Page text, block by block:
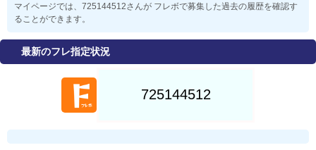
マイページでは、725144512さんが フレボで募集した過去の履歴を確認す
ることができます。
最新のフレ指定状況